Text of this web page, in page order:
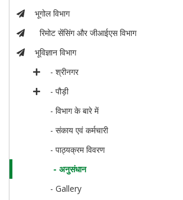
भूगोल विभाग
रिमोट सेंसिंग और जीआईएस विभाग
भूविज्ञान विभाग
- श्रीनगर
- पौड़ी
- विभाग के बारे में
- संकाय एवं कर्मचारी
- पाठ्यक्रम विवरण
- अनुसंधान
- Gallery